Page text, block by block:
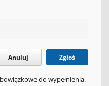
Anuluj Zgłoś
do wypełnienia.